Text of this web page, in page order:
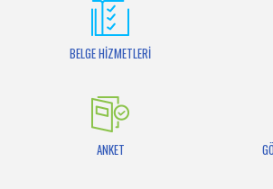
BELGE HİZMETLERİ
ANKET